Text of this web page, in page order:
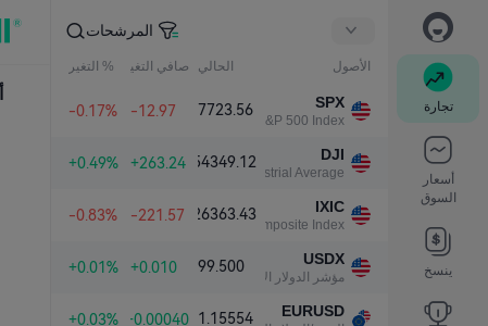
تجارة
أسعار
السوق
ينسخ
المرشحات
الأصول الحالي صافي التغير % التغير
SPX
S&P 500 Index
7723.56
-12.97
-0.17%
DJI
Dow Jones Industrial Average
54349.12
+263.24
+0.49%
IXIC
NASDAQ Composite Index
26363.43
-221.57
-0.83%
USDX
مؤشر الدولار الأمريكي
99.500
+0.010
+0.01%
EURUSD
1.15554
+0.00040
+0.03%